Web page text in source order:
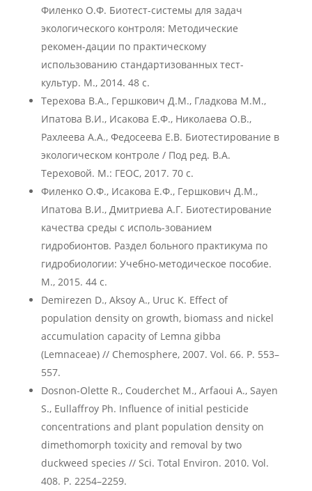
Филенко О.Ф. Биотест-системы для задач
экологического контроля: Методические
рекомен-дации по практическому
использованию стандартизованных тест-
культур. М., 2014. 48 с.
Терехова В.А., Гершкович Д.М., Гладкова М.М.,
Ипатова В.И., Исакова Е.Ф., Николаева О.В.,
Рахлеева А.А., Федосеева Е.В. Биотестирование в
экологическом контроле / Под ред. В.А.
Тереховой. М.: ГЕОС, 2017. 70 с.
Филенко О.Ф., Исакова Е.Ф., Гершкович Д.М.,
Ипатова В.И., Дмитриева А.Г. Биотестирование
качества среды с исполь-зованием
гидробионтов. Раздел больного практикума по
гидробиологии: Учебно-методическое пособие.
М., 2015. 44 с.
Demirezen D., Aksoy A., Uruc K. Effect of
population density on growth, biomass and nickel
accumulation capacity of Lemna gibba
(Lemnaceae) // Chemosphere, 2007. Vol. 66. P. 553–
557.
Dosnon-Olette R., Couderchet M., Arfaoui A., Sayen
S., Eullaffroy Ph. Influence of initial pesticide
concentrations and plant population density on
dimethomorph toxicity and removal by two
duckweed species // Sci. Total Environ. 2010. Vol.
408. P. 2254–2259.